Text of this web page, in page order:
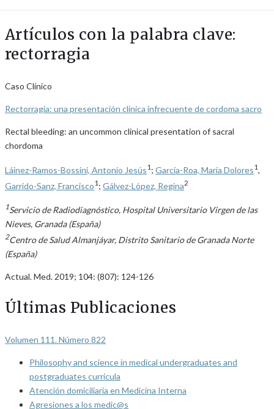
Artículos con la palabra clave:
rectorragia
Caso Clínico
Rectorragia: una presentación clínica infrecuente de cordoma sacro
Rectal bleeding: an uncommon clinical presentation of sacral
chordoma
Láinez-Ramos-Bossini, Antonio Jesús1 ; García-Roa, María Dolores1,
Garrido-Sanz, Francisco1 ; Gálvez-López, Regina2
1Servicio de Radiodiagnóstico, Hospital Universitario Virgen de las
Nieves, Granada (España)
2Centro de Salud Almanjáyar, Distrito Sanitario de Granada Norte
(España)
Actual. Med. 2019; 104: (807): 124-126
Últimas Publicaciones
Volumen 111. Número 822
Philosophy and science in medical undergraduates and
postgraduates curricula
Atención domiciliaria en Medicina Interna
Agresiones a los medic@s